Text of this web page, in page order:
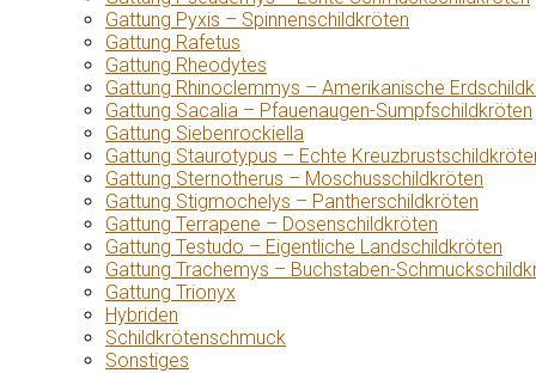
Gattung Pyxis – Spinnenschildkröten
Gattung Rafetus
Gattung Rheodytes
Gattung Rhinoclemmys – Amerikanische
Gattung Sacalia – Pfauenaugen-Sumpfschildkröten
Gattung Siebenrockiella
Gattung Staurotypus – Echte
Gattung Sternotherus – Moschusschildkröten
Gattung Stigmochelys – Pantherschildkröten
Gattung Terrapene – Dosenschildkröten
Gattung Testudo – Eigentliche Landschildkröten
Gattung Trachemys – Buchstaben-
Gattung Trionyx
Hybriden
Schildkrötenschmuck
Sonstiges